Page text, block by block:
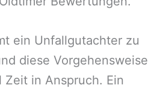
ein Unfallgutachter zu
diese Vorgehensweise
Zeit in Anspruch. Ein